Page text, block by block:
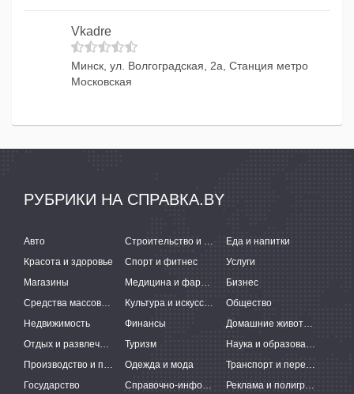
Vkadre
Минск, ул. Волгоградская, 2а, Станция метро
Московская
РУБРИКИ НА СПРАВКА.BY
Авто Строительство и ремонт
Еда и напитки
Красота и здоровье
Спорт и фитнес
Услуги
Магазины
Медицина и фармацевтика
Бизнес
Средства массовой информации
Культура и искусство
Общество
Недвижимость
Финансы
Домашние животные
Отдых и развлечения
Туризм
Наука и образование
Производство и поставки
Одежда и мода
Транспорт и перевозки
Государство
Справочно-информационные системы
Реклама и полиграфия